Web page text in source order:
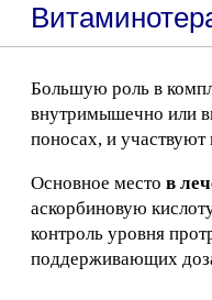
Большую роль в
внутримышечно или
поносах, и участвуют
Основное место в
аскорбиновую
контроль уровня
поддерживающих